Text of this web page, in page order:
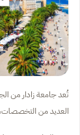
تُعد جامعة زادار من
العديد من التخصصات،